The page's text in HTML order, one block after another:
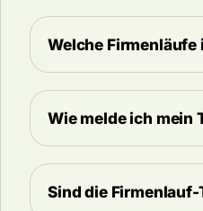
Welche
Wie melde ich mein
Sind die